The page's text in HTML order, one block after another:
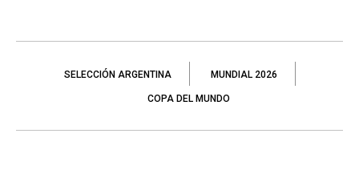
SELECCIÓN ARGENTINA MUNDIAL 2026
COPA DEL MUNDO